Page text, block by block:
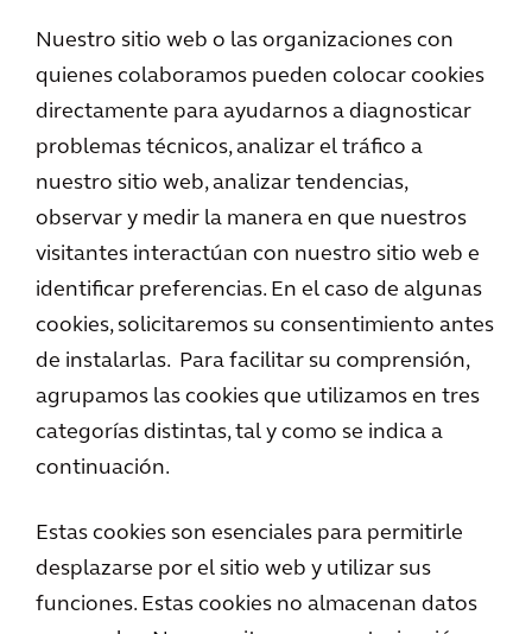
Nuestro sitio web o las organizaciones con
quienes colaboramos pueden colocar cookies
directamente para ayudarnos a diagnosticar
problemas técnicos, analizar el tráfico a
nuestro sitio web, analizar tendencias,
observar y medir la manera en que nuestros
visitantes interactúan con nuestro sitio web e
identificar preferencias. En el caso de algunas
cookies, solicitaremos su consentimiento antes
de instalarlas. Para facilitar su comprensión,
agrupamos las cookies que utilizamos en tres
categorías distintas, tal y como se indica a
continuación.
Estas cookies son esenciales para permitirle
desplazarse por el sitio web y utilizar sus
funciones. Estas cookies no almacenan datos